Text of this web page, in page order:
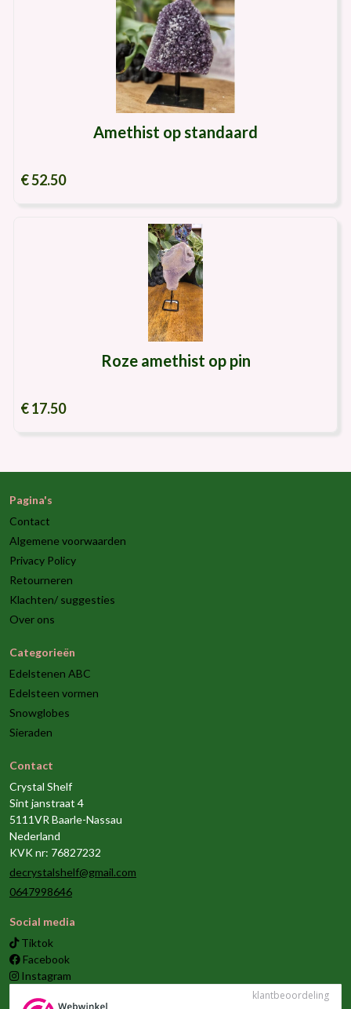
Amethist op standaard
€ 52.50
Roze amethist op pin
€ 17.50
Pagina's
Contact
Algemene voorwaarden
Privacy Policy
Retourneren
Klachten/ suggesties
Over ons
Categorieën
Edelstenen ABC
Edelsteen vormen
Snowglobes
Sieraden
Contact
Crystal Shelf
Sint janstraat 4
5111VR Baarle-Nassau
Nederland
KVK nr: 76827232
decrystalshelf@gmail.com
0647998646
Social media
Tiktok
Facebook
Instagram